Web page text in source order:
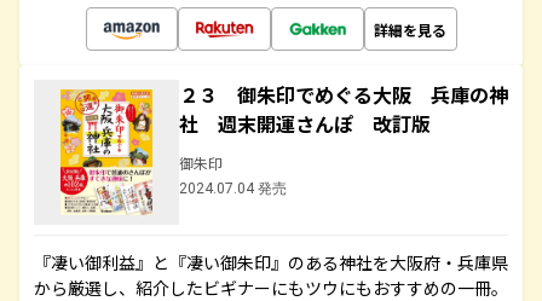
詳細を見る
２３ 御朱印でめぐる大阪 兵庫の神
社 週末開運さんぽ 改訂版
御朱印
2024.07.04 発売
『凄い御利益』と『凄い御朱印』のある神社を大阪府・兵庫県
から厳選し、紹介したビギナーにもツウにもおすすめの一冊。